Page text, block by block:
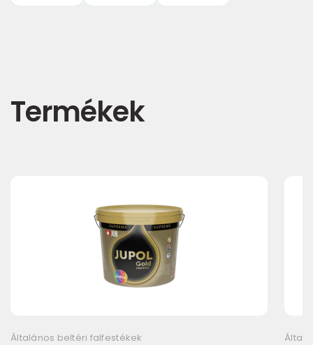
Termékek
Általános beltéri falfestékek